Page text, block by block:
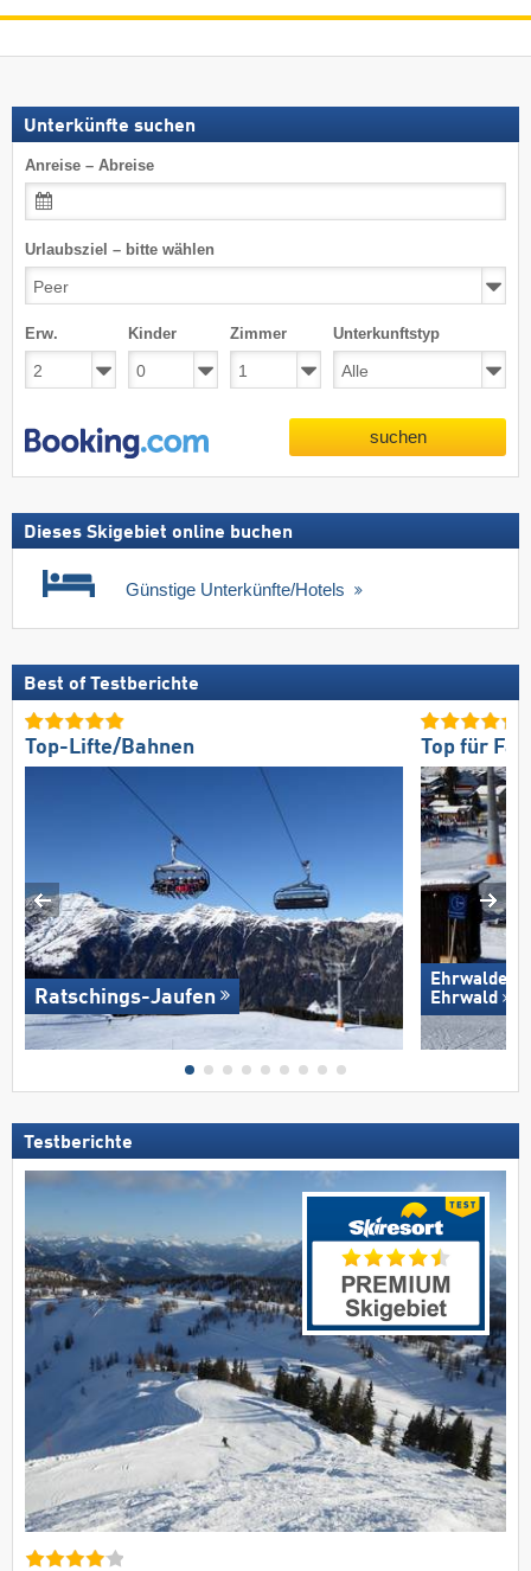
Unterkünfte suchen
Anreise – Abreise
Urlaubsziel – bitte wählen
Erw. Kinder Zimmer Unterkunftstyp
suchen
Dieses Skigebiet online buchen
Günstige Unterkünfte/Hotels
Best of Testberichte
Top-Lifte/Bahnen
Ratschings-Jaufen
Top für
Ehrwalder
Ehrwald
Testberichte